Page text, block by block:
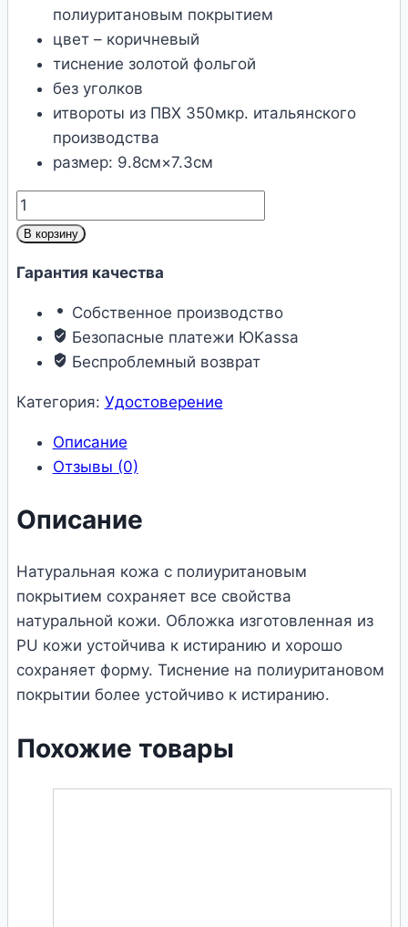
полиуритановым покрытием
цвет – коричневый
тиснение золотой фольгой
без уголков
итвороты из ПВХ 350мкр. итальянского
производства
размер: 9.8см×7.3см
Количество
товара
«Пенсионное
В корзину
Гарантия качества
Собственное производство
Безопасные платежи ЮKassa
Беспроблемный возврат
Категория: Удостоверение
Описание
Отзывы (0)
Описание
Натуральная кожа с полиуритановым
покрытием сохраняет все свойства
натуральной кожи. Обложка изготовленная из
PU кожи устойчива к истиранию и хорошо
сохраняет форму. Тиснение на полиуритановом
покрытии более устойчиво к истиранию.
Похожие товары